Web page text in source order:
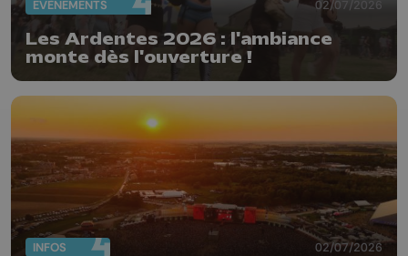
EVÈNEMENTS 02/07/2026
Les Ardentes 2026 : l'ambiance
monte dès l'ouverture !
INFOS 02/07/2026